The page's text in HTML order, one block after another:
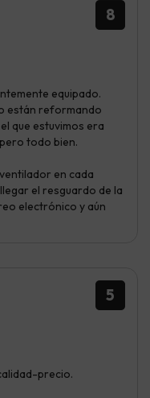
8
equipado.
están reformando
que estuvimos era
todo bien.
en cada
el resguardo de la
electrónico y aún
5
precio.